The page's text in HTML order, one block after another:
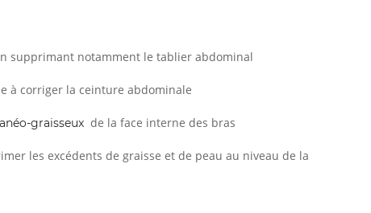
supprimant notamment le tablier abdominal
à corriger la ceinture abdominale
graisseux de la face interne des bras
les excédents de graisse et de peau au niveau de la